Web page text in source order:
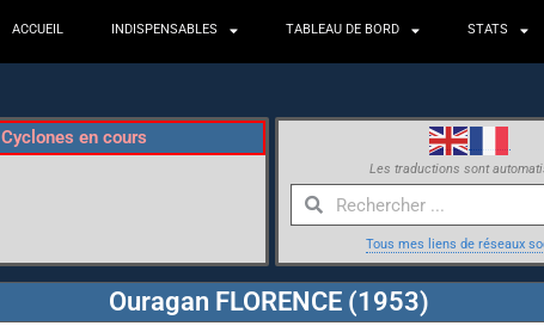
ACCUEIL INDISPENSABLES TABLEAU DE BORD STATS
Cyclones en cours
Les traductions sont
Tous mes liens de réseaux
Ouragan FLORENCE (1953)